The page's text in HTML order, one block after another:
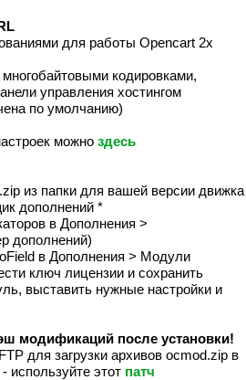
для работы Opencart 2x
кодировками,
управления хостингом
по умолчанию)
можно здесь
из папки для вашей версии движка
дополнений *
в Дополнения >
дополнений)
в Дополнения > Модули
ключ лицензии и сохранить
выставить нужные настройки и
модификаций после установки!
для загрузки архивов ocmod.zip в
используйте этот патч